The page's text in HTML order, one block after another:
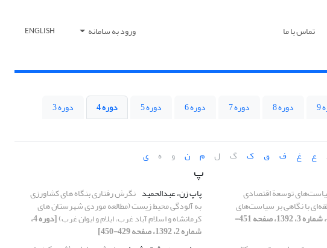
تماس با ما ورود به سامانه ENGLISH
دوره 8 دوره 7 دوره 6 دوره 5 دوره 4
دوره 3
ع غ ف ق ک گ ل م ن و ه ی
توسعة اقتصادی
با نگاهی بر سیاست‌های
[دوره 4، شماره 3، 1392، صفحه 451-
پ
پاپ زن، عبدالحمید نگرش رفتاری بنگاه های کشاورزی
به آلودگی محیط زیست (مطالعه موردی شهرستان های
کرمانشاه و اسلام آباد غرب، ایلام و ایوان غرب) [دوره 4،
شماره 2، 1392، صفحه 429-450]